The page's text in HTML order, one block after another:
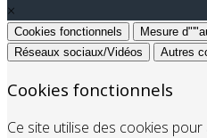
×
Cookies fonctionnels
Mesure
Réseaux sociaux/Vidéos
Autres
Cookies fonctionnels
Ce site utilise des cookies